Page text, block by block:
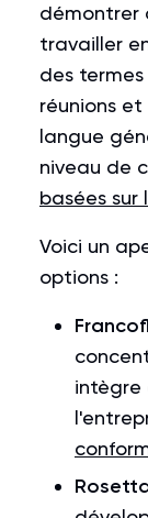
démontrer
travailler
des
réunions
langue
niveau de
basées sur
Voici un
options :
intègre